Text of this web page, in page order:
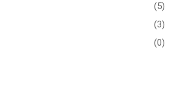
(5)
(3)
(0)